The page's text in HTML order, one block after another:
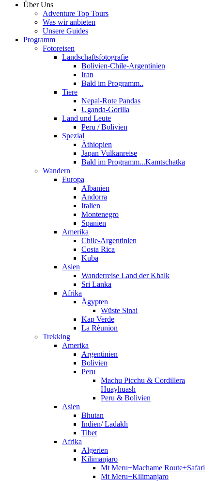
Über Uns
Adventure Top Tours
Was wir anbieten
Unsere Guides
Programm
Fotoreisen
Landschaftsfotografie
Bolivien-Chile-Argentinien
Iran
Bald im Programm..
Tiere
Nepal-Rote Pandas
Uganda-Gorilla
Land und Leute
Peru / Bolivien
Spezial
Äthiopien
Japan Vulkanreise
Bald im Programm...Kamtschatka
Wandern
Europa
Albanien
Andorra
Italien
Montenegro
Spanien
Amerika
Chile-Argentinien
Costa Rica
Kuba
Asien
Wanderreise Land der Khalk
Sri Lanka
Afrika
Ägypten
Wüste Sinai
Kap Verde
La Rèunion
Trekking
Amerika
Argentinien
Bolivien
Peru
Machu Picchu & Cordillera
Huayhuash
Peru & Bolivien
Asien
Bhutan
Indien/ Ladakh
Tibet
Afrika
Algerien
Kilimanjaro
Mt Meru+Machame Route+Safari
Mt Meru+Kilimanjaro